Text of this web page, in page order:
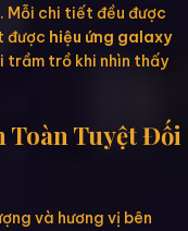
Mỗi chi tiết đều được
được hiệu ứng galaxy
trầm trồ khi nhìn thấy
Toàn Tuyệt Đối
và hương vị bên